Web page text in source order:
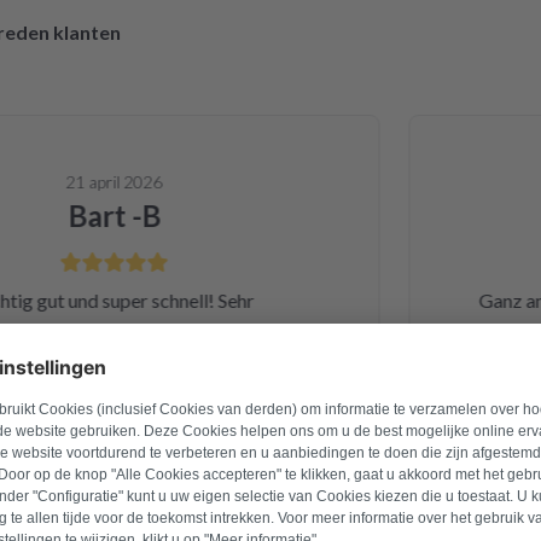
klanten
21 april 2026
Bart -B
gut und super schnell! Sehr
Unser Mieletrockner hat mitten
den Geist aufgegeben. Hat vor 4
gekostet. Nach einer kurzen
erfuhr ich, dass das leider keine
im Gegenteil. Eigentlich ist das
kleine Sicherung für ca. 1 € war
ich mich da niemals ran getraut.
bin ich auf die Seite von repartly
Ganz am
Dienstag
Leistung
und